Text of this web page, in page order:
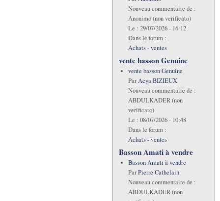
Nouveau commentaire de :
Anonimo (non verificato)
Le : 29/07/2026 - 16:12
Dans le forum :
Achats - ventes
vente basson Genuine
vente basson Genuine
ParAcya BIZIEUX
Nouveau commentaire de :
ABDULKADER (non
verificato)
Le : 08/07/2026 - 10:48
Dans le forum :
Achats - ventes
Basson Amati à vendre
Basson Amati à vendre
ParPierre Cathelain
Nouveau commentaire de :
ABDULKADER (non